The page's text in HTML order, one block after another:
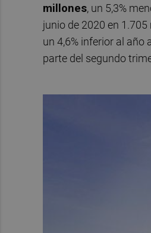
millones, un 5,3%
junio de 2020 en
un 4,6% inferior al año
parte del segundo